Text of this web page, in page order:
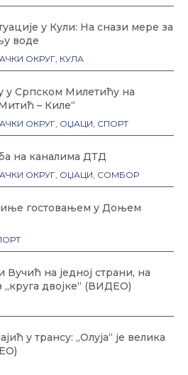
у Кули: На снази мере за
воде
ОКРУГ, КУЛА
у Српском Милетићу на
– Киле“
ОКРУГ, ОЏАЦИ, СПОРТ
на каналима ДТД
ОКРУГ, ОЏАЦИ, СОМБОР
гостовањем у Доњем
на једној страни, на
„круга двојке“ (ВИДЕО)
у трансу: „Олуја“ је велика